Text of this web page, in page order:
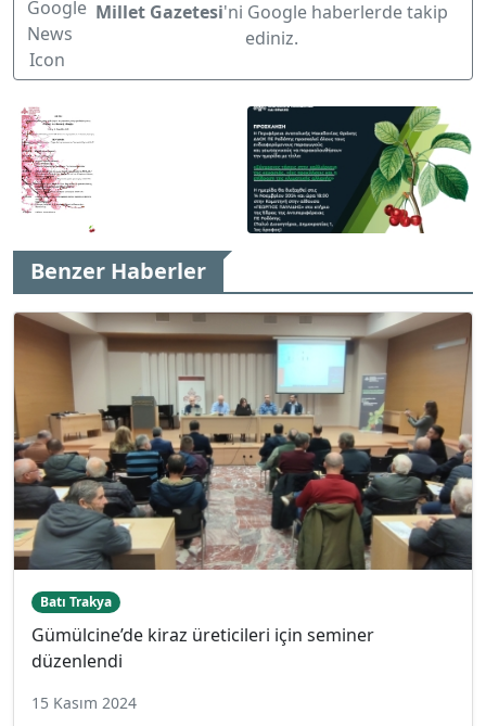
Millet Gazetesi'ni Google haberlerde takip
ediniz.
Benzer Haberler
Batı Trakya
Gümülcine’de kiraz üreticileri için seminer
düzenlendi
15 Kasım 2024